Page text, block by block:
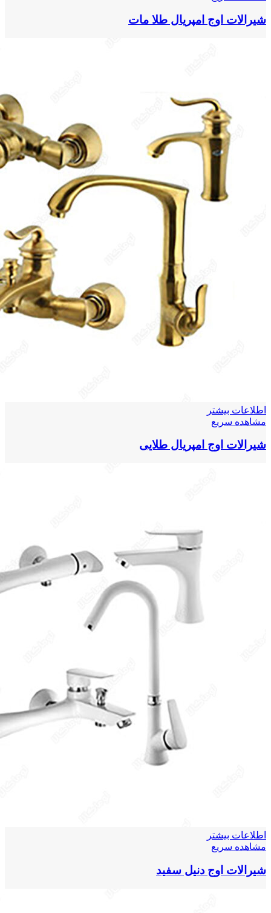
شیرالات اوج امپریال طلا مات
اطلاعات بیشتر
مشاهده سریع
شیرالات اوج امپریال طلایی
اطلاعات بیشتر
مشاهده سریع
شیرالات اوج دنیل سفید